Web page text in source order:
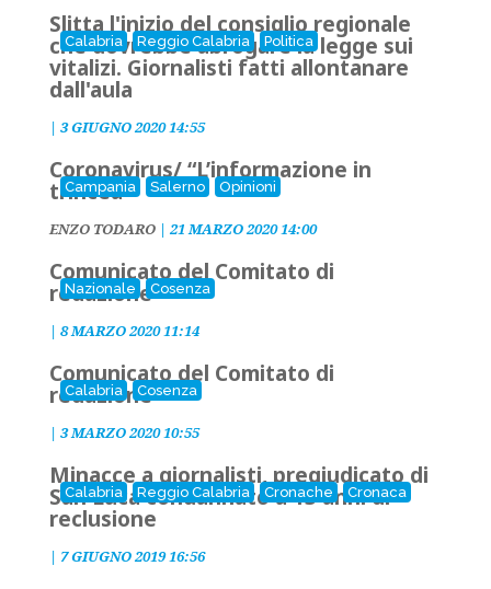
Calabria Reggio Calabria Politica
Slitta l'inizio del consiglio regionale
che dovrebbe abrogare la legge sui
vitalizi. Giornalisti fatti allontanare
dall'aula
| 3 GIUGNO 2020 14:55
Campania Salerno Opinioni
Coronavirus/ “L’informazione in
trincea”
ENZO TODARO| 21 MARZO 2020 14:00
Nazionale Cosenza
Comunicato del Comitato di
redazione
| 8 MARZO 2020 11:14
Calabria Cosenza
Comunicato del Comitato di
redazione
| 3 MARZO 2020 10:55
Calabria Reggio Calabria Cronache Cronaca
Minacce a giornalisti, pregiudicato di
San Luca condannato a 13 anni di
reclusione
| 7 GIUGNO 2019 16:56